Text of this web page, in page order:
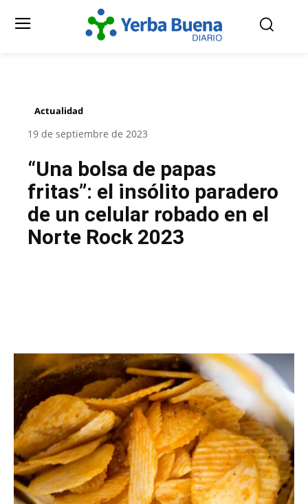
Actualidad
19 de septiembre de 2023
“Una bolsa de papas
fritas”: el insólito paradero
de un celular robado en el
Norte Rock 2023